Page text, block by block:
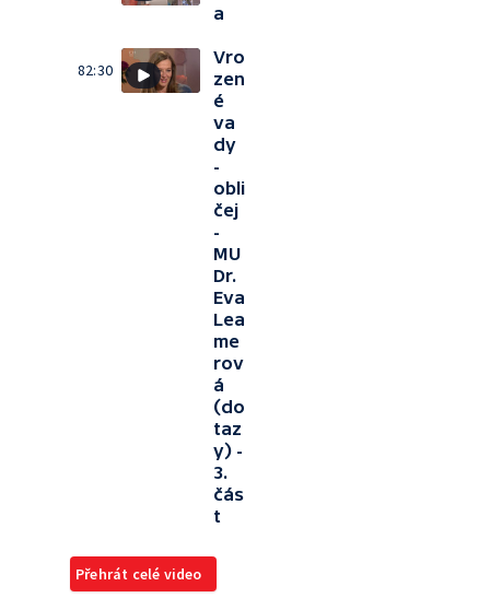
a
82:30
Vro
zen
é
va
dy
-
obli
čej
-
MU
Dr.
Eva
Lea
me
rov
á
(do
taz
y) -
3.
čás
t
Přehrát celé video